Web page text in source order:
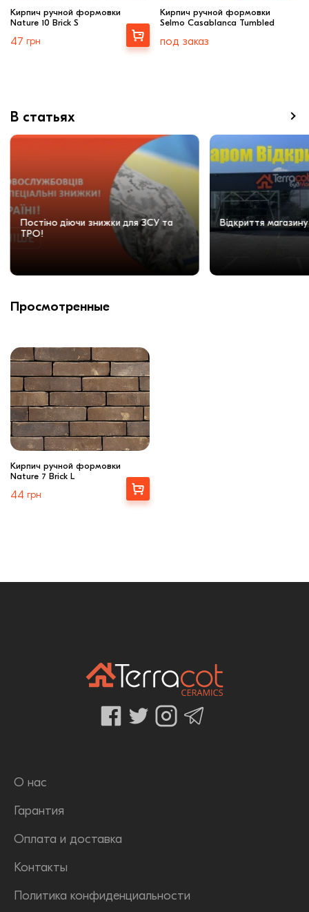
Кирпич ручной формовки
Nature 10 Brick S
47 грн
Выбрать
Кирпич ручной формовки
Selmo Casablanca Tumbled
под заказ
В статьях
Постіно діючи знижки для ЗСУ та
ТРО!
Відкриття магазину
Просмотренные
Кирпич ручной формовки
Nature 7 Brick L
44 грн
Выбрать
О нас
Гарантия
Оплата и доставка
Контакты
Политика конфиденциальности